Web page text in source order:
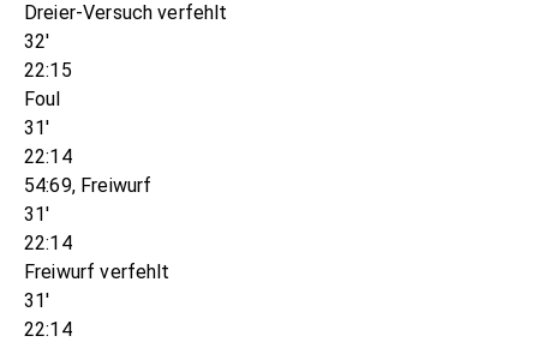
Dreier-Versuch verfehlt
32'
22:15
Foul
31'
22:14
54:69, Freiwurf
31'
22:14
Freiwurf verfehlt
31'
22:14